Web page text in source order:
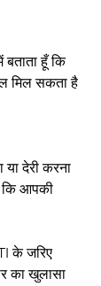
हूँ कि
मिल सकता है
देरी करना
आपकी
के जरिए
का खुलासा